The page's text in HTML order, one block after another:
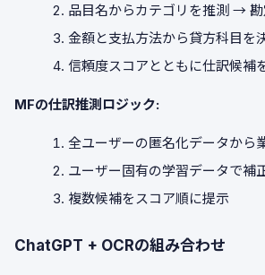
品目名からカテゴリを推測 →
金額と支払方法から貸方科目を
信頼度スコアとともに仕訳候補
MFの仕訳推測ロジック:
全ユーザーの匿名化データから
ユーザー固有の学習データで補
複数候補をスコア順に提示
ChatGPT + OCRの組み合わせ